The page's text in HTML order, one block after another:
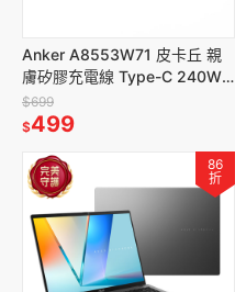
Anker A8553W71 皮卡丘 親
膚矽膠充電線 Type-C 240W
1.8M
$699
$499
86
折